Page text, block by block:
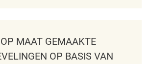
MAAT GEMAAKTE
OP BASIS VAN